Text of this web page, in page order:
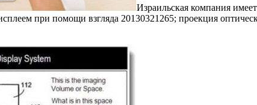
Израильская компания
при помощи взгляда 20130321265; проекция